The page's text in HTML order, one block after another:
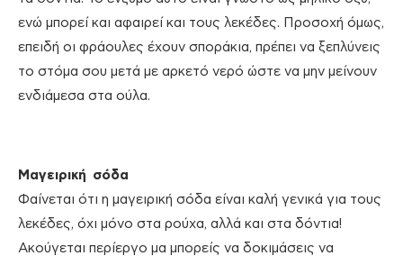
ενώ μπορεί και αφαιρεί και τους λεκέδες. Προσοχή όμως,
επειδή οι φράουλες έχουν σποράκια, πρέπει να ξεπλύνεις
το στόμα σου μετά με αρκετό νερό ώστε να μην μείνουν
ενδιάμεσα στα ούλα.
Μαγειρική σόδα
Φαίνεται ότι η μαγειρική σόδα είναι καλή γενικά για τους
λεκέδες, όχι μόνο στα ρούχα, αλλά και στα δόντια!
Ακούγεται περίεργο μα μπορείς να δοκιμάσεις να